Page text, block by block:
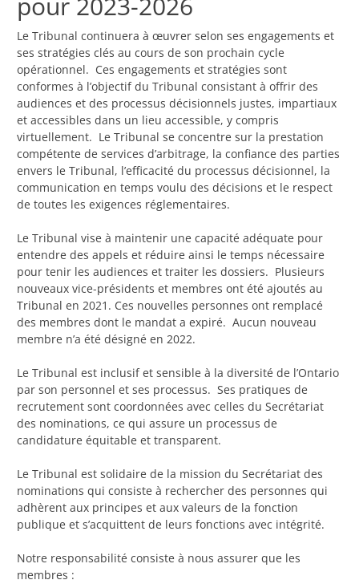
Le Tribunal continuera à œuvrer selon ses engagements et
ses stratégies clés au cours de son prochain cycle
opérationnel. Ces engagements et stratégies sont
conformes à l’objectif du Tribunal consistant à offrir des
audiences et des processus décisionnels justes, impartiaux
et accessibles dans un lieu accessible, y compris
virtuellement. Le Tribunal se concentre sur la prestation
compétente de services d’arbitrage, la confiance des parties
envers le Tribunal, l’efficacité du processus décisionnel, la
communication en temps voulu des décisions et le respect
de toutes les exigences réglementaires.
Le Tribunal vise à maintenir une capacité adéquate pour
entendre des appels et réduire ainsi le temps nécessaire
pour tenir les audiences et traiter les dossiers. Plusieurs
nouveaux vice-présidents et membres ont été ajoutés au
Tribunal en 2021. Ces nouvelles personnes ont remplacé
des membres dont le mandat a expiré. Aucun nouveau
membre n’a été désigné en 2022.
Le Tribunal est inclusif et sensible à la diversité de l’Ontario
par son personnel et ses processus. Ses pratiques de
recrutement sont coordonnées avec celles du Secrétariat
des nominations, ce qui assure un processus de
candidature équitable et transparent.
Le Tribunal est solidaire de la mission du Secrétariat des
nominations qui consiste à rechercher des personnes qui
adhèrent aux principes et aux valeurs de la fonction
publique et s’acquittent de leurs fonctions avec intégrité.
Notre responsabilité consiste à nous assurer que les
membres :